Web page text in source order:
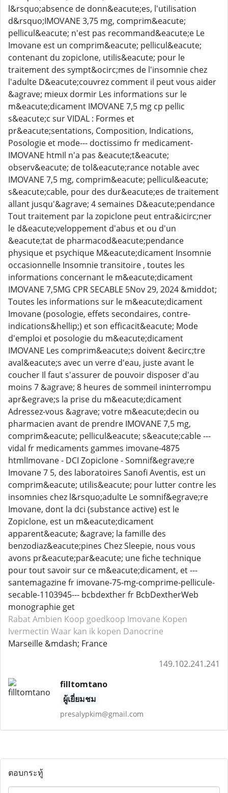
l&rsquo;absence de donn&eacute;es, l'utilisation
d&rsquo;IMOVANE 3,75 mg, comprim&eacute;
pellicul&eacute; n'est pas recommand&eacute;e Le
Imovane est un comprim&eacute; pellicul&eacute;
contenant du zopiclone, utilis&eacute; pour le
traitement des sympt&ocirc;mes de l'insomnie chez
l'adulte D&eacute;couvrez comment il peut vous aider
&agrave; mieux dormir Les informations sur le
m&eacute;dicament IMOVANE 7,5 mg cp pellic
s&eacute;c sur VIDAL : Formes et
pr&eacute;sentations, Composition, Indications,
Posologie et mode--- doctissimo fr medicament-
IMOVANE htmIl n'a pas &eacute;t&eacute;
observ&eacute; de tol&eacute;rance notable avec
IMOVANE 7,5 mg, comprim&eacute; pellicul&eacute;
s&eacute;cable, pour des dur&eacute;es de traitement
allant jusqu'&agrave; 4 semaines D&eacute;pendance
Tout traitement par la zopiclone peut entra&icirc;ner
le d&eacute;veloppement d'abus et ou d'un
&eacute;tat de pharmacod&eacute;pendance
physique et psychique M&eacute;dicament Insomnie
occasionnelle Insomnie transitoire , toutes les
informations concernant le m&eacute;dicament
IMOVANE 7,5MG CPR SECABLE 5Nov 29, 2024 &middot;
Toutes les informations sur le m&eacute;dicament
Imovane (posologie, effets secondaires, contre-
indications&hellip;) et son efficacit&eacute; Mode
d'emploi et posologie du m&eacute;dicament
IMOVANE Les comprim&eacute;s doivent &ecirc;tre
aval&eacute;s avec un verre d'eau, juste avant le
coucher Il faut s'assurer de pouvoir disposer d'au
moins 7 &agrave; 8 heures de sommeil ininterrompu
apr&egrave;s la prise du m&eacute;dicament
Adressez-vous &agrave; votre m&eacute;decin ou
pharmacien avant de prendre IMOVANE 7,5 mg,
comprim&eacute; pellicul&eacute; s&eacute;cable ---
vidal fr medicaments gammes imovane-4875
htmlImovane - DCI Zopiclone - Somnif&egrave;re
Imovane 7 5, des laboratoires Sanofi Aventis, est un
comprim&eacute; utilis&eacute; pour lutter contre les
insomnies chez l&rsquo;adulte Le somnif&egrave;re
Imovane, dont la dci (substance active) est le
Zopiclone, est un m&eacute;dicament
apparent&eacute; &agrave; la famille des
benzodiaz&eacute;pines Chez Sleepie, nous vous
avons pr&eacute;par&eacute; une fiche technique
pour tout savoir sur ce m&eacute;dicament, et ---
santemagazine fr imovane-75-mg-comprime-pellicule-
secable-1103945--- bcbdexther fr BcbDextherWeb
monographie get
Rabat Ambien Koop goedkoop Imovane Kopen
Ivermectin Waar kan ik kopen Danocrine
Marseille &mdash; France
149.102.241.241
filltomtano
ผู้เยี่ยมชม
presalypkim@gmail.com
ตอบกระทู้